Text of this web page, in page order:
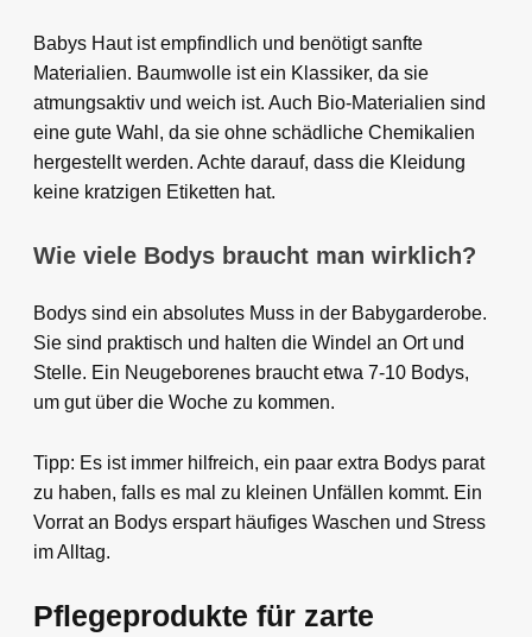
Babys Haut ist empfindlich und benötigt sanfte
Materialien. Baumwolle ist ein Klassiker, da sie
atmungsaktiv und weich ist. Auch Bio-Materialien sind
eine gute Wahl, da sie ohne schädliche Chemikalien
hergestellt werden. Achte darauf, dass die Kleidung
keine kratzigen Etiketten hat.
Wie viele Bodys braucht man wirklich?
Bodys sind ein absolutes Muss in der Babygarderobe.
Sie sind praktisch und halten die Windel an Ort und
Stelle. Ein Neugeborenes braucht etwa 7-10 Bodys,
um gut über die Woche zu kommen.
Tipp: Es ist immer hilfreich, ein paar extra Bodys parat
zu haben, falls es mal zu kleinen Unfällen kommt. Ein
Vorrat an Bodys erspart häufiges Waschen und Stress
im Alltag.
Pflegeprodukte für zarte